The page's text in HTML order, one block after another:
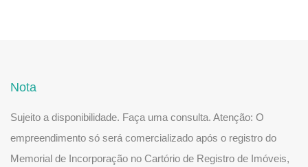
Nota
Sujeito a disponibilidade. Faça uma consulta. Atenção: O
empreendimento só será comercializado após o registro do
Memorial de Incorporação no Cartório de Registro de Imóveis,